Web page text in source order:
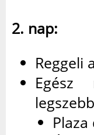
2. nap:
Reggeli
Egész